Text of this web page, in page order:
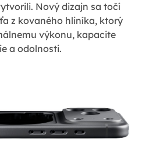
Nový dizajn sa točí
z kovaného hliníka, ktorý
výkonu, kapacite
a odolnosti.